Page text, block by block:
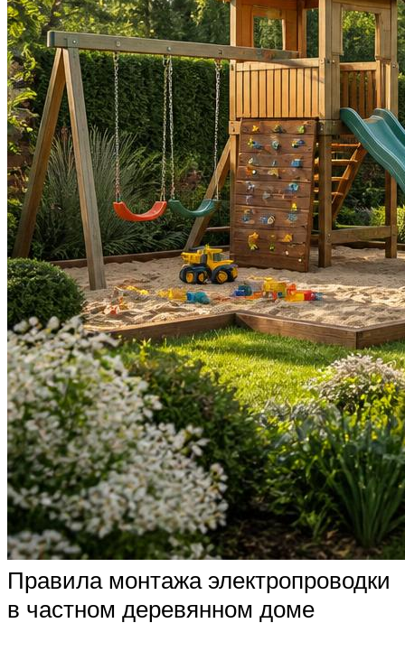
Правила монтажа электропроводки
в частном деревянном доме